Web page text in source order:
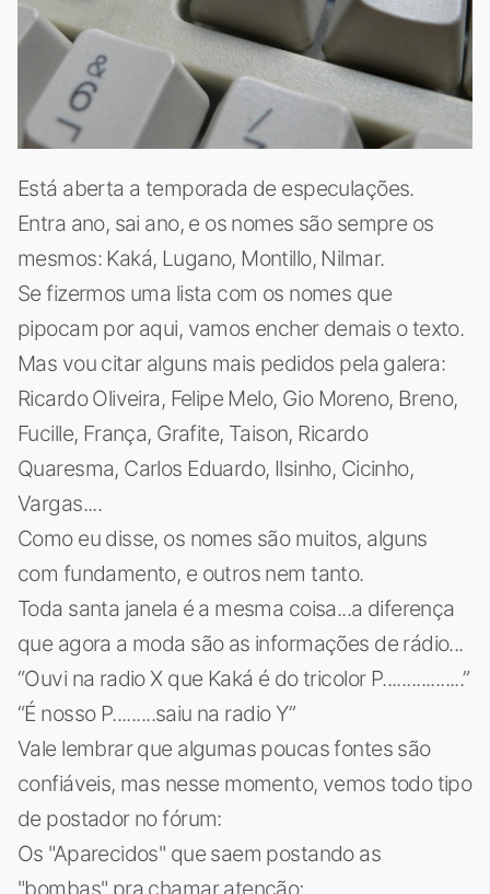
Está aberta a temporada de especulações.
Entra ano, sai ano, e os nomes são sempre os
mesmos: Kaká, Lugano, Montillo, Nilmar.
Se fizermos uma lista com os nomes que
pipocam por aqui, vamos encher demais o texto.
Mas vou citar alguns mais pedidos pela galera:
Ricardo Oliveira, Felipe Melo, Gio Moreno, Breno,
Fucille, França, Grafite, Taison, Ricardo
Quaresma, Carlos Eduardo, Ilsinho, Cicinho,
Vargas....
Como eu disse, os nomes são muitos, alguns
com fundamento, e outros nem tanto.
Toda santa janela é a mesma coisa...a diferença
que agora a moda são as informações de rádio...
“Ouvi na radio X que Kaká é do tricolor P.................”
“É nosso P.........saiu na radio Y”
Vale lembrar que algumas poucas fontes são
confiáveis, mas nesse momento, vemos todo tipo
de postador no fórum:
Os "Aparecidos" que saem postando as
"bombas" pra chamar atenção;